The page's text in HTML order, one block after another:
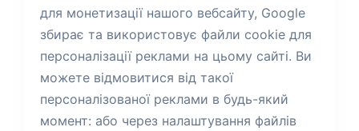
для монетизації нашого вебсайту, Google
збирає та використовує файли cookie для
персоналізації реклами на цьому сайті. Ви
можете відмовитися від такої
персоналізованої реклами в будь-який
момент: або через налаштування файлів